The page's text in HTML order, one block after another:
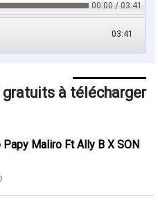
00:00 / 03:41
03:41
gratuits à télécharger
Papy Maliro Ft Ally B X SON